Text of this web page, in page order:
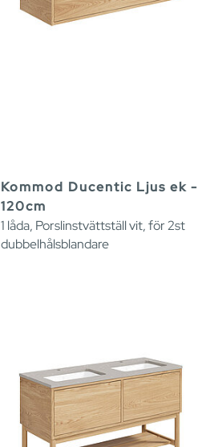
Kommod Ducentic Ljus ek -
120cm
1 låda, Porslinstvättställ vit, för 2st
dubbelhålsblandare